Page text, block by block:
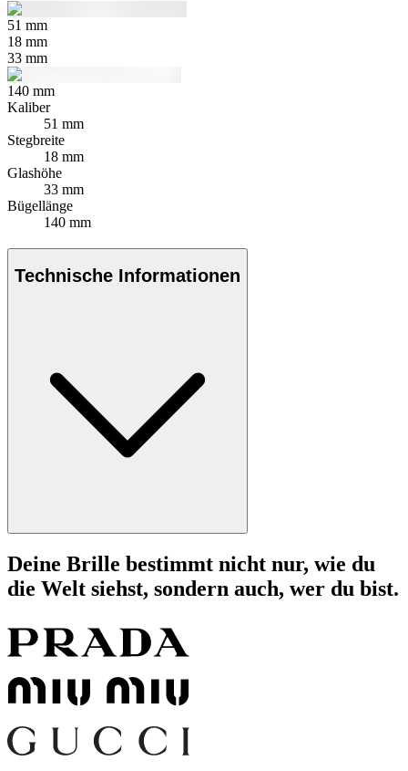
51 mm
18 mm
33 mm
140 mm
Kaliber
51 mm
Stegbreite
18 mm
Glashöhe
33 mm
Bügellänge
140 mm
Technische Informationen
Deine Brille bestimmt nicht nur, wie du
die Welt siehst, sondern auch, wer du bist.